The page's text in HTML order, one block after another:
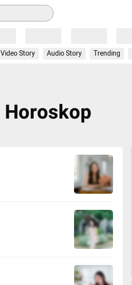
Video Story Audio Story Trending
Horoskop